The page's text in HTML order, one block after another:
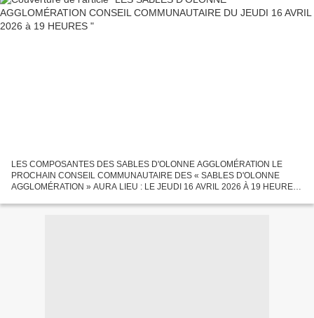
LES COMPOSANTES DES SABLES D'OLONNE AGGLOMÉRATION LE
PROCHAIN CONSEIL COMMUNAUTAIRE DES « SABLES D'OLONNE
AGGLOMÉRATION » AURA LIEU : LE JEUDI 16 AVRIL 2026 À 19 HEURES
D'OLONNE-SUR-MER MIEUX CONNAÎTRE...